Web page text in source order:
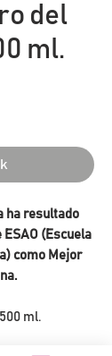
del
ml.
ha resultado
(Escuela
como Mejor
ml.